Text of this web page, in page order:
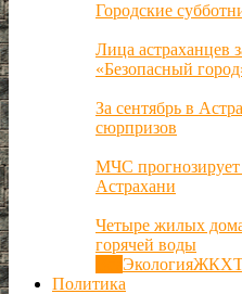
Городские
Лица астраханцев
«Безопасный
За сентябрь в
сюрпризов
МЧС прогнозирует
Астрахани
Четыре жилых
горячей воды
ЭкологияЖКХ
Политика